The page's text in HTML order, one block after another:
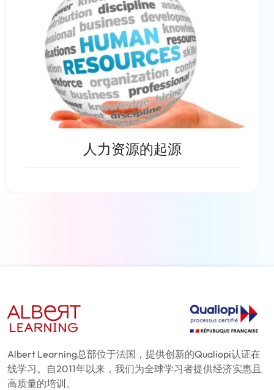
人力资源的起源
Albert Learning总部位于法国，提供创新的Qualiopi认证在
线学习。自2011年以来，我们为全球学习者提供经济实惠且
高质量的培训。